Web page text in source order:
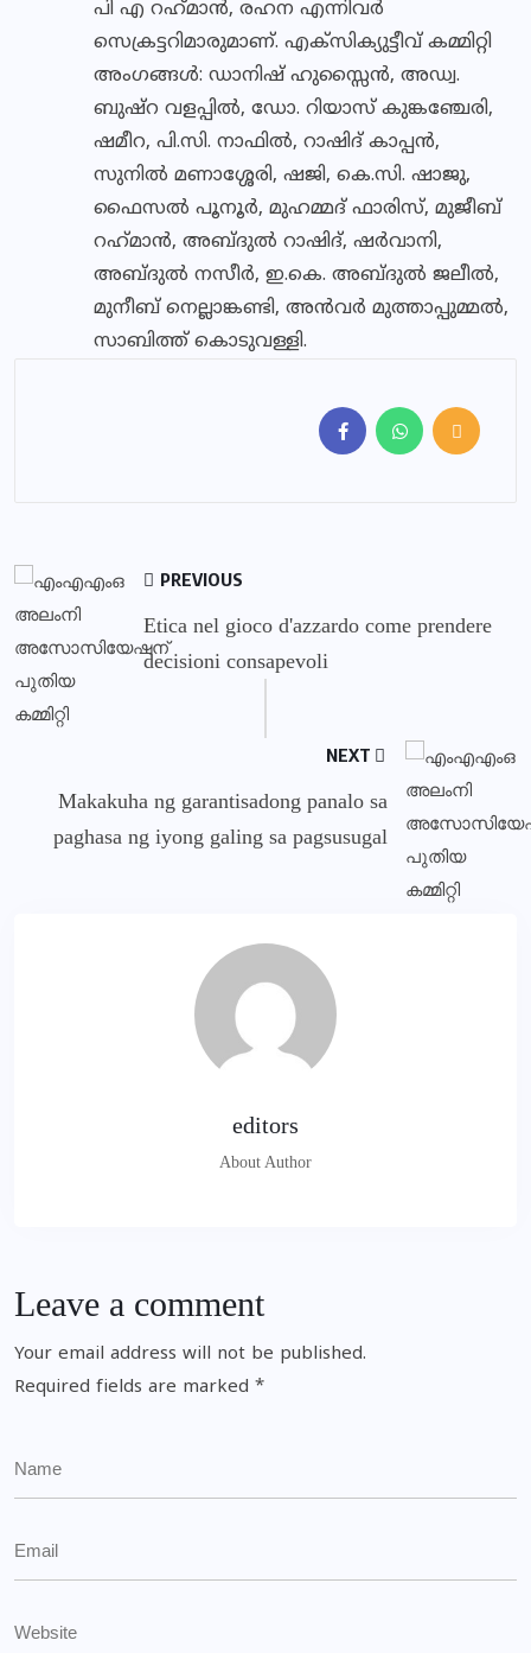
പി എ റഹ്‌മാന്‍, രഹന എന്നിവര്‍
സെക്രട്ടറിമാരുമാണ്. എക്സിക്യുട്ടീവ് കമ്മിറ്റി
അംഗങ്ങള്‍: ഡാനിഷ് ഹുസ്സൈന്‍, അഡ്വ.
ബുഷ്റ വളപ്പില്‍, ഡോ. റിയാസ് കുങ്കഞ്ചേരി,
ഷമീറ, പി.സി. നാഫില്‍, റാഷിദ് കാപ്പന്‍,
സുനില്‍ മണാശ്ശേരി, ഷജി, കെ.സി. ഷാജു,
ഫൈസല്‍ പൂനൂര്‍, മുഹമ്മദ് ഫാരിസ്, മുജീബ്
റഹ്‌മാന്‍, അബ്ദുല്‍ റാഷിദ്, ഷര്‍വാനി,
അബ്ദുല്‍ നസീര്‍, ഇ.കെ. അബ്ദുല്‍ ജലീല്‍,
മുനീബ് നെല്ലാങ്കണ്ടി, അന്‍വര്‍ മുത്താപ്പുമ്മല്‍,
സാബിത്ത് കൊടുവള്ളി.
PREVIOUS
Etica nel gioco d'azzardo come prendere
decisioni consapevoli
NEXT
Makakuha ng garantisadong panalo sa
paghasa ng iyong galing sa pagsusugal
editors
About Author
Leave a comment
Your email address will not be published.
Required fields are marked *